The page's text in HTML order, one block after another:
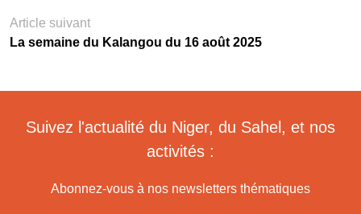
Article suivant
La semaine du Kalangou du 16 août 2025
Suivez l'actualité du Niger, du Sahel, et nos
activités :
Abonnez-vous à nos newsletters thématiques